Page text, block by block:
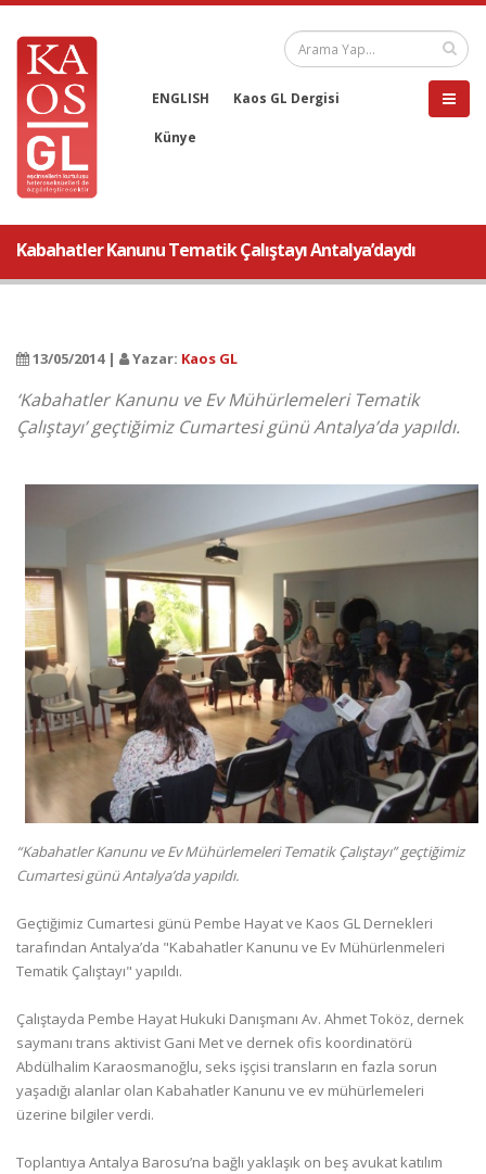
ENGLISH Kaos GL Dergisi
Künye
Kabahatler Kanunu Tematik Çalıştayı Antalya’daydı
13/05/2014 | Yazar: Kaos GL
‘Kabahatler Kanunu ve Ev Mühürlemeleri Tematik
Çalıştayı’ geçtiğimiz Cumartesi günü Antalya’da yapıldı.
“Kabahatler Kanunu ve Ev Mühürlemeleri Tematik Çalıştayı” geçtiğimiz
Cumartesi günü Antalya’da yapıldı.
Geçtiğimiz Cumartesi günü Pembe Hayat ve Kaos GL Dernekleri
tarafından Antalya’da "Kabahatler Kanunu ve Ev Mühürlenmeleri
Tematik Çalıştayı" yapıldı.
Çalıştayda Pembe Hayat Hukuki Danışmanı Av. Ahmet Toköz, dernek
saymanı trans aktivist Gani Met ve dernek ofis koordinatörü
Abdülhalim Karaosmanoğlu, seks işçisi transların en fazla sorun
yaşadığı alanlar olan Kabahatler Kanunu ve ev mühürlemeleri
üzerine bilgiler verdi.
Toplantıya Antalya Barosu’na bağlı yaklaşık on beş avukat katılım